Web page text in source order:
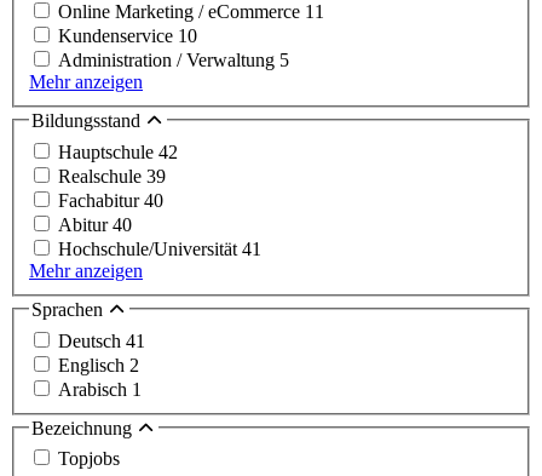
Online Marketing / eCommerce 11
Kundenservice 10
Administration / Verwaltung 5
Mehr anzeigen
Bildungsstand
Hauptschule 42
Realschule 39
Fachabitur40
Abitur40
Hochschule/Universität 41
Mehr anzeigen
Sprachen
Deutsch 41
Englisch 2
Arabisch 1
Bezeichnung
Topjobs